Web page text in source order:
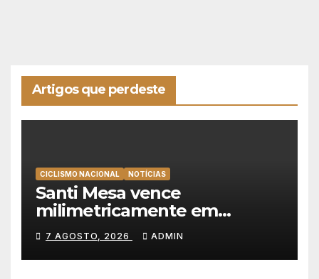
Artigos que perdeste
CICLISMO NACIONAL NOTÍCIAS
Santi Mesa vence
milimetricamente em
Albufeira, Rui Oliveira
mantém a amarela da Volta a
Portugal
7 AGOSTO, 2026 ADMIN